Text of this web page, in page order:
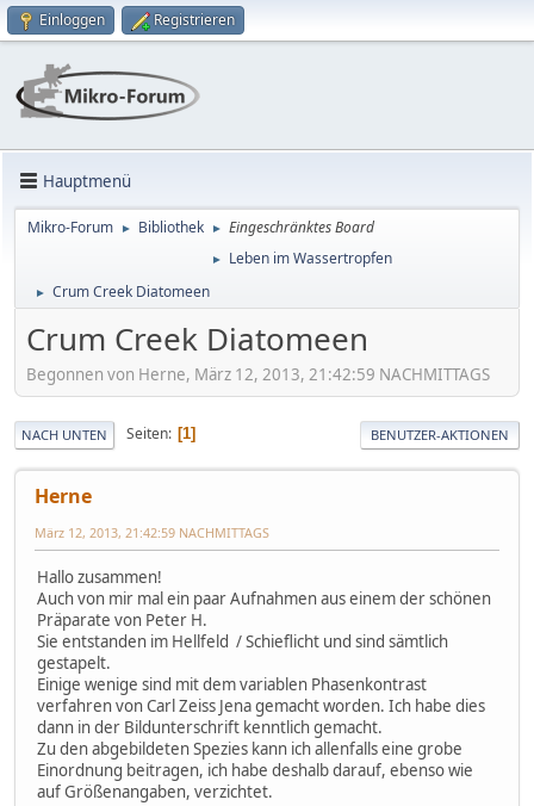
Einloggen Registrieren
Hauptmenü
Mikro-Forum ► Bibliothek ► Eingeschränktes Board
► Leben im Wassertropfen
► Crum Creek Diatomeen
Crum Creek Diatomeen
Begonnen von Herne, März 12, 2013, 21:42:59 NACHMITTAGS
NACH UNTEN Seiten 1 BENUTZER-AKTIONEN
Herne
März 12, 2013, 21:42:59 NACHMITTAGS
Hallo zusammen!
Auch von mir mal ein paar Aufnahmen aus einem der schönen
Präparate von Peter H.
Sie entstanden im Hellfeld / Schieflicht und sind sämtlich
gestapelt.
Einige wenige sind mit dem variablen Phasenkontrast
verfahren von Carl Zeiss Jena gemacht worden. Ich habe dies
dann in der Bildunterschrift kenntlich gemacht.
Zu den abgebildeten Spezies kann ich allenfalls eine grobe
Einordnung beitragen, ich habe deshalb darauf, ebenso wie
auf Größenangaben, verzichtet.